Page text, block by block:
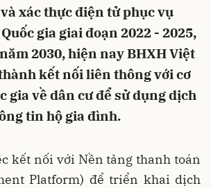
xác thực điện tử phục vụ
gia giai đoạn 2022 - 2025,
2030, hiện nay BHXH Việt
kết nối liên thông với cơ
gia về dân cư để sử dụng dịch
tin hộ gia đình.
kết nối với Nền tảng thanh toán
Platform) để triển khai dịch